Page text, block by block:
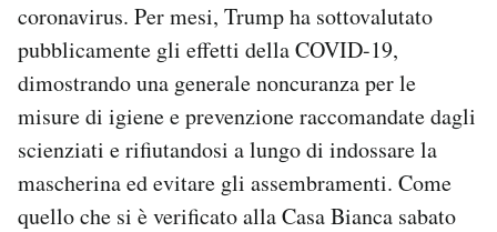
coronavirus. Per mesi, Trump ha sottovalutato
pubblicamente gli effetti della COVID-19,
dimostrando una generale noncuranza per le
misure di igiene e prevenzione raccomandate dagli
scienziati e rifiutandosi a lungo di indossare la
mascherina ed evitare gli assembramenti. Come
quello che si è verificato alla Casa Bianca sabato